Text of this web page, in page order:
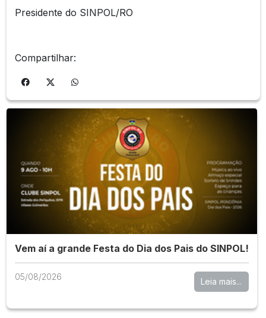
Presidente do SINPOL/RO
Compartilhar:
Vem aí a grande Festa do Dia dos Pais do SINPOL!
05/08/2026 Leia mais...